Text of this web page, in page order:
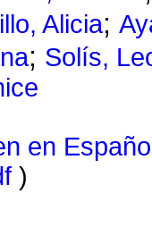
Alicia;
; Solís,
en
)